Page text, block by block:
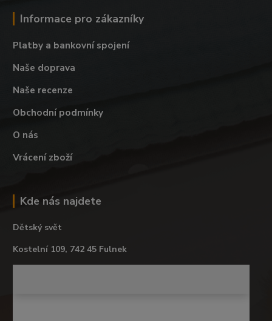
Informace pro zákazníky
Platby a bankovní spojení
Naše doprava
Naše recenze
Obchodní podmínky
O nás
Vrácení zboží
Kde nás najdete
Dětský svět
Kostelní 109, 742 45 Fulnek